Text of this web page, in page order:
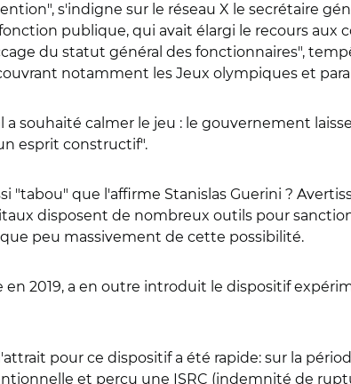
s'indigne sur le réseau X le secrétaire
publique, qui avait élargi le recours aux
du statut général des fonctionnaires",
notamment les Jeux olympiques et
souhaité calmer le jeu : le gouvernement
esprit constructif".
"tabou" que l'affirme Stanislas Guerini ?
disposent de nombreux outils pour
peu massivement de cette possibilité.
2019, a en outre introduit le dispositif
pour ce dispositif a été rapide: sur la
et perçu une ISRC (indemnité de